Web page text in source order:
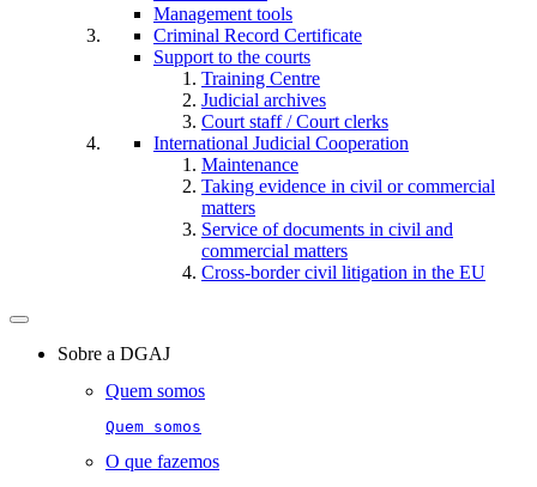
Management tools
Criminal Record Certificate
Support to the courts
Training Centre
Judicial archives
Court staff / Court clerks
International Judicial Cooperation
Maintenance
Taking evidence in civil or commercial
matters
Service of documents in civil and
commercial matters​​
Cross-border civil litigation in the EU
Toggle
navigationSobre a DGAJ
Quem somos
Quem somos
O que fazemos